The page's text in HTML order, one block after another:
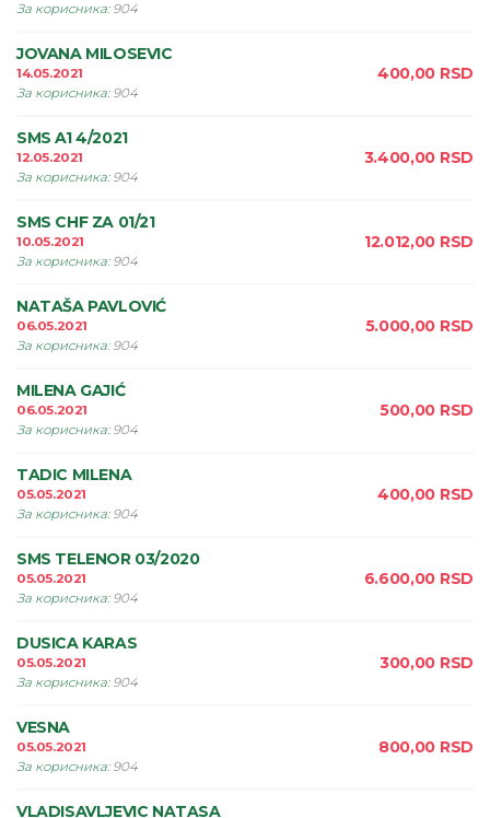
За корисника: 904
JOVANA MILOSEVIC
14.05.2021
За корисника: 904
400,00 RSD
SMS A1 4/2021
12.05.2021
За корисника: 904
3.400,00 RSD
SMS CHF ZA 01/21
10.05.2021
За корисника: 904
12.012,00 RSD
NATAŠA PAVLOVIĆ
06.05.2021
За корисника: 904
5.000,00 RSD
MILENA GAJIĆ
06.05.2021
За корисника: 904
500,00 RSD
TADIC MILENA
05.05.2021
За корисника: 904
400,00 RSD
SMS TELENOR 03/2020
05.05.2021
За корисника: 904
6.600,00 RSD
DUSICA KARAS
05.05.2021
За корисника: 904
300,00 RSD
VESNA
05.05.2021
За корисника: 904
800,00 RSD
VLADISAVLJEVIC NATASA